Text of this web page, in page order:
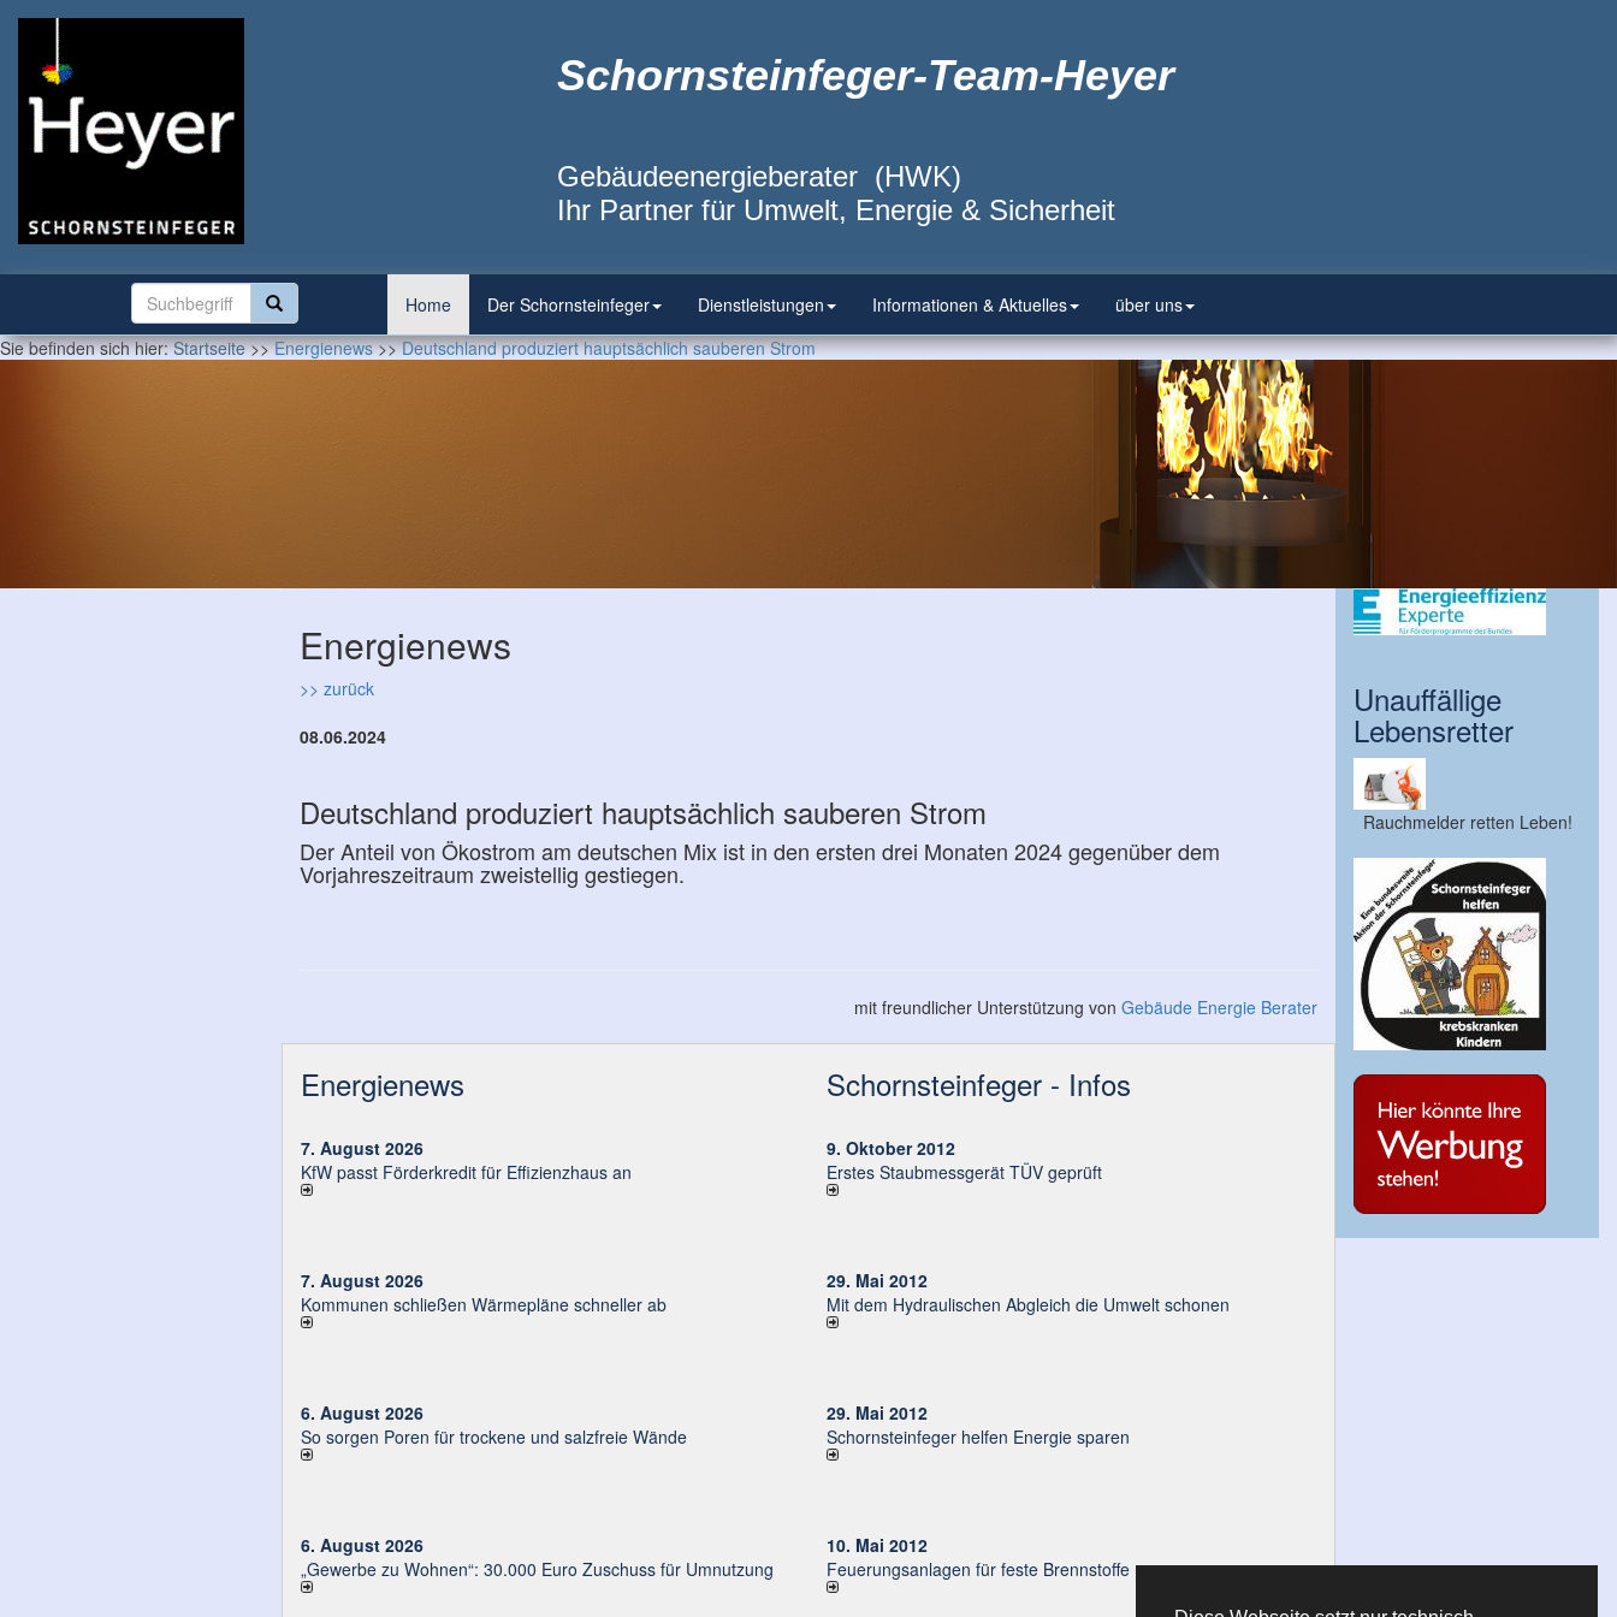
Schornsteinfeger-Team-Heyer
Gebäudeenergieberater (HWK)
Ihr Partner für Umwelt, Energie & Sicherheit
Home Der Schornsteinfeger Dienstleistungen Informationen & Aktuelles
über uns
Sie befinden sich hier:Startseite>>Energienews>>Deutschland produziert hauptsächlich sauberen Strom
Energienews
>> zurück
08.06.2024
Deutschland produziert hauptsächlich sauberen Strom
Der Anteil von Ökostrom am deutschen Mix ist in den ersten drei Monaten 2024 gegenüber dem
Vorjahreszeitraum zweistellig gestiegen.
mit freundlicher Unterstützung von Gebäude Energie Berater
Energienews
7. August 2026
KfW passt Förderkredit für Effizienzhaus an
7. August 2026
Kommunen schließen Wärmepläne schneller ab
6. August 2026
So sorgen Poren für trockene und salzfreie Wände
6. August 2026
„Gewerbe zu Wohnen“: 30.000 Euro Zu­schuss für Um­nut­zung
Schornsteinfeger - Infos
9. Oktober 2012
Erstes Staubmessgerät TÜV geprüft
29. Mai 2012
Mit dem Hydraulischen Abgleich die Umwelt schonen
29. Mai 2012
Schornsteinfeger helfen Energie sparen
10. Mai 2012
Feuerungsanlagen für feste Brennstoffe
Unauffällige
Lebensretter
Rauchmelder retten Leben!